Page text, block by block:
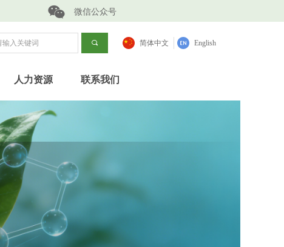
끠 简体中文 English
人力资源 联系我们
微信公众号